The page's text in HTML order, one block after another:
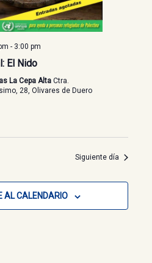
- 3:00 pm
El Nido
La Cepa Alta Ctra.
28, Olivares de Duero
Siguiente día
AL CALENDARIO